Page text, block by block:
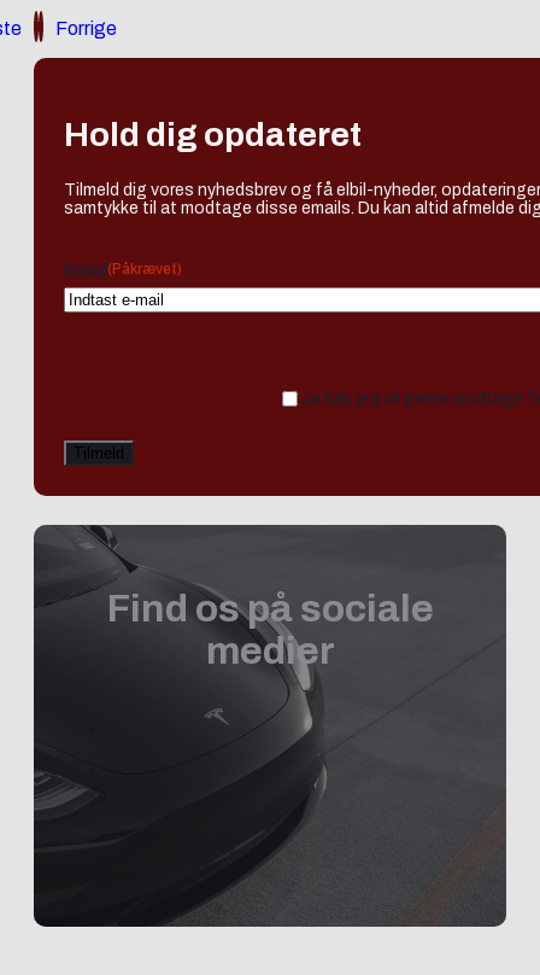
Forrige
Hold dig opdateret
Tilmeld dig vores nyhedsbrev og få elbil-nyheder,
samtykke til at modtage disse emails. Du kan altid afmelde
Email (Påkrævet)
Ja tak, jeg vil gerne modtage
Find os på sociale
medier